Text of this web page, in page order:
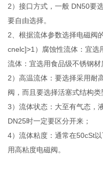
2）接口方式，一般 DN50要
要自由选择。
2、根据流体参数选择电磁阀
cnelc]>1）腐蚀性流体：宜选
流体：宜选用食品级不锈钢材
2）高温流体：要选择采用耐
阀，而且要选择活塞式结构类
3）流体状态：大至有气态，
DN25时一定要区分开来；
4）流体粘度：通常在50cSt
用高粘度电磁阀。